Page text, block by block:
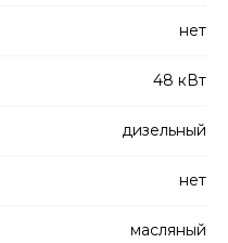
нет
48 кВт
дизельный
нет
масляный